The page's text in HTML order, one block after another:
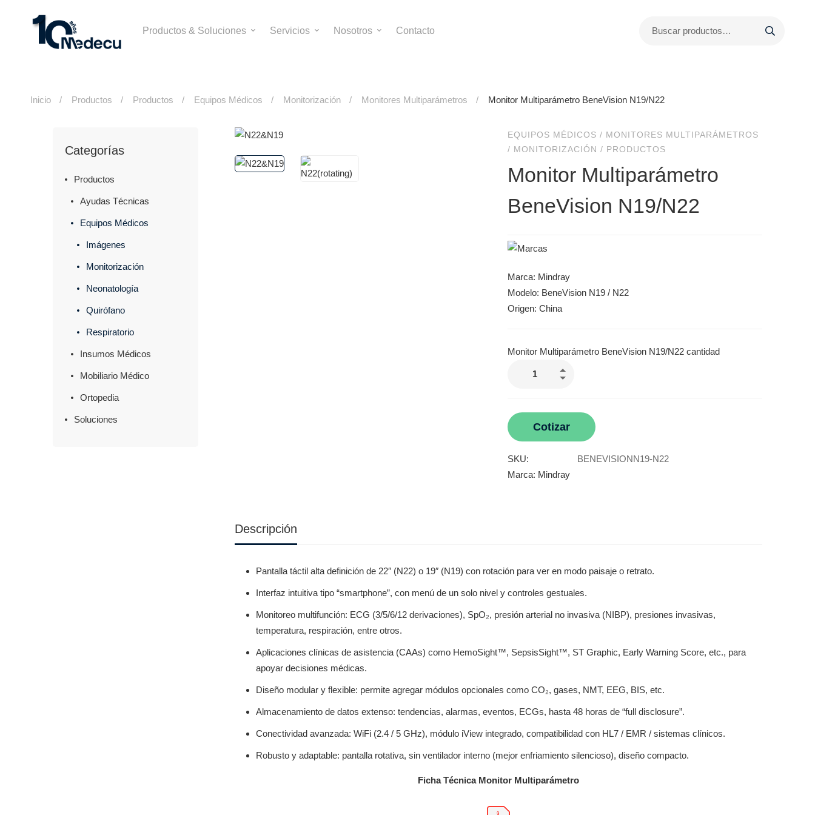
Productos & Soluciones Servicios Nosotros Contacto
Inicio Productos Productos Equipos Médicos Monitorización Monitores Multiparámetros Monitor Multiparámetro BeneVision N19/N22
Categorías
Productos
Ayudas Técnicas
Equipos Médicos
Imágenes
Monitorización
Neonatología
Quirófano
Respiratorio
Insumos Médicos
Mobiliario Médico
Ortopedia
Soluciones
EQUIPOS MÉDICOS / MONITORES MULTIPARÁMETROS
/ MONITORIZACIÓN / PRODUCTOS
Monitor Multiparámetro
BeneVision N19/N22
Marca: Mindray
Modelo: BeneVision N19 / N22
Origen: China
Monitor Multiparámetro BeneVision N19/N22 cantidad
Cotizar
SKU:
BENEVISIONN19-N22
Marca: Mindray
Descripción
Pantalla táctil alta definición de 22″ (N22) o 19″ (N19) con rotación para ver en modo paisaje o retrato.
Interfaz intuitiva tipo “smartphone”, con menú de un solo nivel y controles gestuales.
Monitoreo multifunción: ECG (3/5/6/12 derivaciones), SpO₂, presión arterial no invasiva (NIBP), presiones invasivas,
temperatura, respiración, entre otros.
Aplicaciones clínicas de asistencia (CAAs) como HemoSight™, SepsisSight™, ST Graphic, Early Warning Score, etc., para
apoyar decisiones médicas.
Diseño modular y flexible: permite agregar módulos opcionales como CO₂, gases, NMT, EEG, BIS, etc.
Almacenamiento de datos extenso: tendencias, alarmas, eventos, ECGs, hasta 48 horas de “full disclosure”.
Conectividad avanzada: WiFi (2.4 / 5 GHz), módulo iView integrado, compatibilidad con HL7 / EMR / sistemas clínicos.
Robusto y adaptable: pantalla rotativa, sin ventilador interno (mejor enfriamiento silencioso), diseño compacto.
Ficha Técnica Monitor Multiparámetro